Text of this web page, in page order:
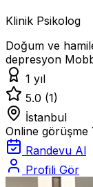
Klinik Psikolog
Doğum ve
depresyon
1 yıl
5.0 (1)
İstanbul
Online görüşme
Randevu Al
Profili Gör